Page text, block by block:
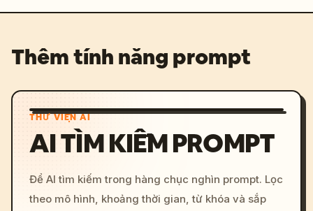
Thêm tính năng prompt
THƯ VIỆN AI
AI TÌM KIẾM PROMPT
Để AI tìm kiếm trong hàng chục nghìn prompt. Lọc
theo mô hình, khoảng thời gian, từ khóa và sắp